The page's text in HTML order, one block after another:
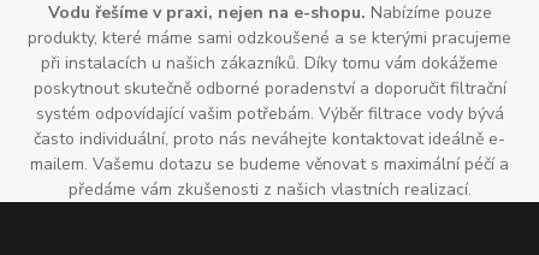
Vodu řešíme v praxi, nejen na e-shopu. Nabízíme pouze
produkty, které máme sami odzkoušené a se kterými pracujeme
při instalacích u našich zákazníků. Díky tomu vám dokážeme
poskytnout skutečně odborné poradenství a doporučit filtrační
systém odpovídající vašim potřebám. Výběr filtrace vody bývá
často individuální, proto nás neváhejte kontaktovat ideálně e-
mailem. Vašemu dotazu se budeme věnovat s maximální péčí a
předáme vám zkušenosti z našich vlastních realizací.